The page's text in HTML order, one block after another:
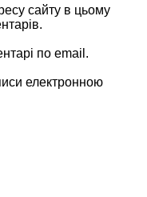
сайту в цьому
по email.
електронною